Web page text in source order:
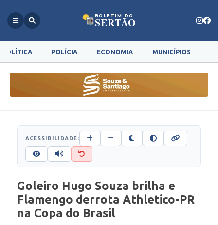
BOLETIM DO
SERTÃO
POLÍTICA POLÍCIA ECONOMIA MUNICÍPIOS
ACESSIBILIDADE:
Goleiro Hugo Souza brilha e
Flamengo derrota Athletico-PR
na Copa do Brasil